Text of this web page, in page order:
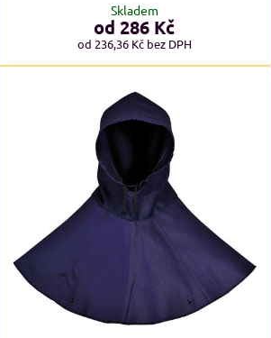
Skladem
od 286 Kč
od 236,36 Kč bez DPH
NADMĚRNÉ VELIKOSTI XXL+
AKCE